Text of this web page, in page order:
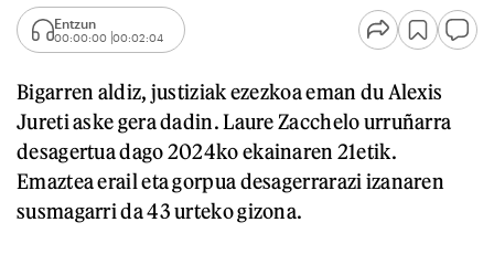
Entzun
00:00:00 00:02:04
Bigarren aldiz, justiziak ezezkoa eman du Alexis
Jureti aske gera dadin. Laure Zacchelo urruñarra
desagertua dago 2024ko ekainaren 21etik.
Emaztea erail eta gorpua desagerrarazi izanaren
susmagarri da 43 urteko gizona.